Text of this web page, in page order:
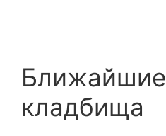
Ближайшие
кладбища